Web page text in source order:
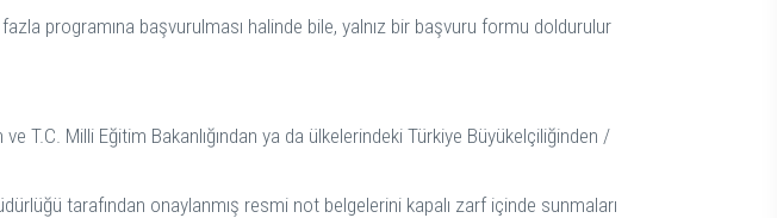
programına başvurulması halinde bile, yalnız bir başvuru formu doldurulur
T.C. Milli Eğitim Bakanlığından ya da ülkelerindeki Türkiye Büyükelçiliğinden /
tarafından onaylanmış resmi not belgelerini kapalı zarf içinde sunmaları